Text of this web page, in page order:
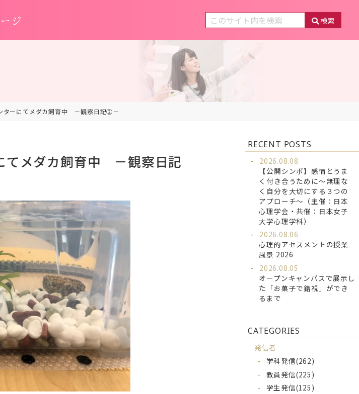
ジ 検索
ターにてメダカ飼育中 －観察日記②－
てメダカ飼育中 －観察日記
RECENT POSTS
2026.08.08
【公開シンポ】感情とうま
く付き合うために～無理な
く自分を大切にする３つの
アプローチ～（主催：日本
心理学会・共催：日本女子
大学心理学科）
2026.08.06
心理的アセスメントの授業
風景 2026
2026.08.05
オープンキャンパスで展示し
た「お菓子で錯視」ができ
るまで
CATEGORIES
発信者
学科発信(262)
教員発信(225)
学生発信(125)